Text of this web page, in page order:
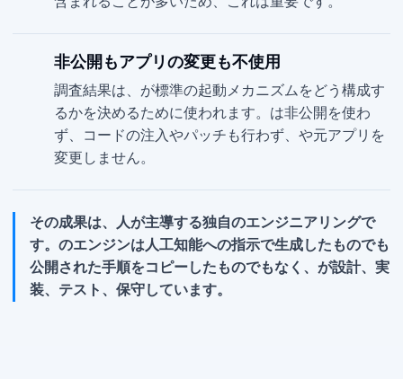
非公開 API もアプリの変更も不使用
調査結果は、Parall が標準の macOS 起動メカニズムをどう構成す
るかを決めるために使われます。Parall は非公開 API を使わ
ず、コードの注入やパッチも行わず、macOS や元アプリを
変更しません。
その成果は、人が主導する独自のエンジニアリングで
す。Parall のエンジンは人工知能への指示で生成したものでも
公開された手順をコピーしたものでもなく、Ihor July が設計、実
装、テスト、保守しています。